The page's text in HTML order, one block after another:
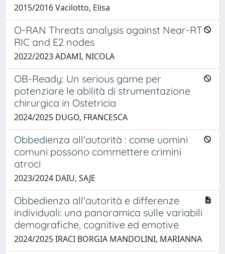
2015/2016 Vacilotto, Elisa
O-RAN Threats analysis against Near-RT
RIC and E2 nodes
2022/2023 ADAMI, NICOLA
OB-Ready: Un serious game per
potenziare le abilità di strumentazione
chirurgica in Ostetricia
2024/2025 DUGO, FRANCESCA
Obbedienza all'autorità : come uomini
comuni possono commettere crimini
atroci
2023/2024 DAIU, SAJE
Obbedienza all'autorità e differenze
individuali: una panoramica sulle variabili
demografiche, cognitive ed emotive
2024/2025 IRACI BORGIA MANDOLINI, MARIANNA